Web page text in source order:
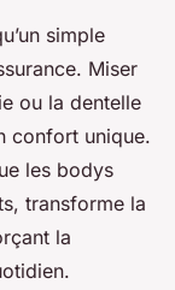
simple
Miser
ou la dentelle
confort unique.
les bodys
transforme la
la